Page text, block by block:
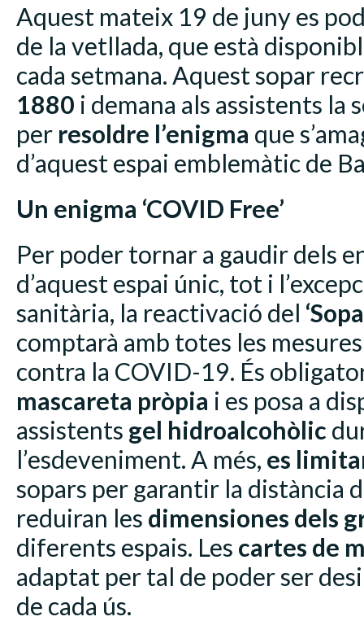
Aquest mateix 19 de juny es
de la vetllada, que està
cada setmana. Aquest sopar
1880 i demana als assistents la
per resoldre l’enigma que
d’aquest espai emblemàtic de
Un enigma ‘COVID Free’
Per poder tornar a gaudir dels
d’aquest espai únic, tot i
sanitària, la reactivació del
comptarà amb totes les
contra la COVID-19. És
mascareta pròpia i es posa a
assistents gel hidroalcohòlic
l’esdeveniment. A més, es
sopars per garantir la distància
reduiran les dimensiones dels
diferents espais. Les cartes de
adaptat per tal de poder ser
de cada ús.